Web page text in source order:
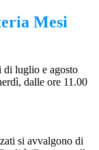
Mesi
di luglio e agosto
dalle ore 11.00
si avvalgono di